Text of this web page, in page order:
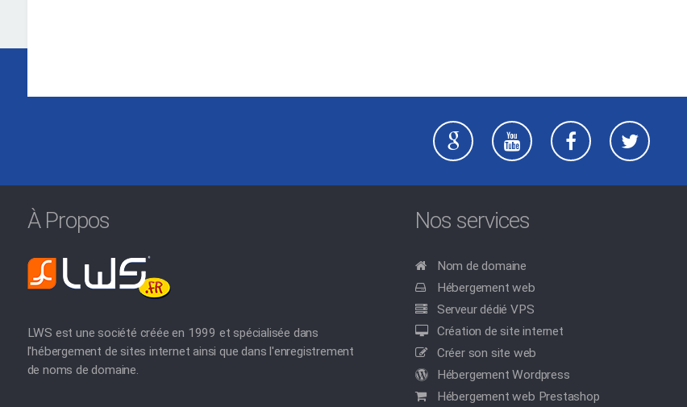
À Propos
LWS est une société créée en 1999 et spécialisée dans
l'hébergement de sites internet ainsi que dans l'enregistrement
de noms de domaine.
Nos services
Nom de domaine
Hébergement web
Serveur dédié VPS
Création de site internet
Créer son site web
Hébergement Wordpress
Hébergement web Prestashop